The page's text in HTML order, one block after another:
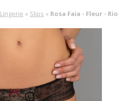
Lingerie « Slips « Rosa Faia - Fleur -